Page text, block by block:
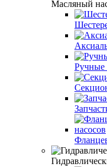
Масляный
Ручные